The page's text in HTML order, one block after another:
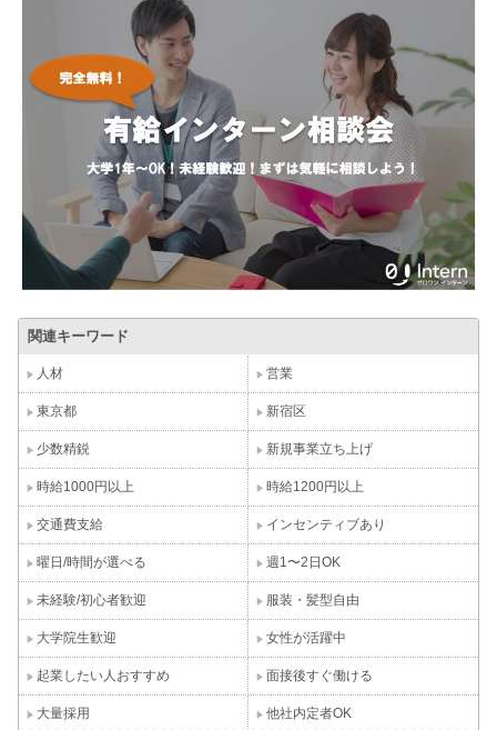
関連キーワード
人材 営業
東京都 新宿区
少数精鋭 新規事業立ち上げ
時給1000円以上 時給1200円以上
交通費支給 インセンティブあり
曜日/時間が選べる 週1〜2日OK
未経験/初心者歓迎 服装・髪型自由
大学院生歓迎 女性が活躍中
起業したい人おすすめ 面接後すぐ働ける
大量採用 他社内定者OK